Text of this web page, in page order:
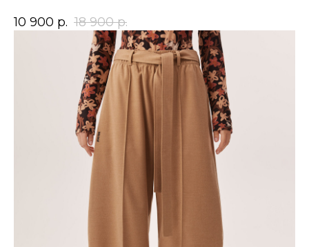
10 900 р. 18 900 р.